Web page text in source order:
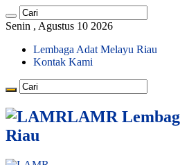
Senin , Agustus 10 2026
Lembaga Adat Melayu Riau
Kontak Kami
LAMR
Riau